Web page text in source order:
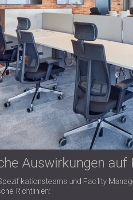
Auswirkungen auf
und Facility
Richtlinien: